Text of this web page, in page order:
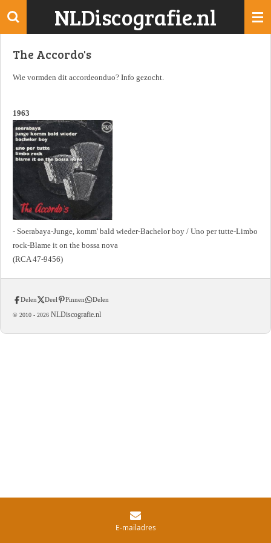
Ga
de
NLDiscografie.nl
The Accordo's
Wie vormden dit accordeonduo? Info gezocht.
1963
- Soerabaya-Junge, komm' bald wieder-Bachelor boy / Uno per tutte-Limbo
rock-Blame it on the bossa nova
(RCA 47-9456)
Delen Deel Pinnen Delen
© 2010 - 2026 NLDiscografie.nl
E-mailadres